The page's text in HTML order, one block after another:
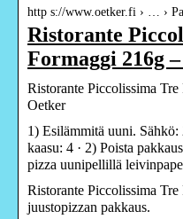
http s://www.oetker.fi › … ›
Ristorante
Formaggi 216g
Ristorante Piccolissima
Oetker
1) Esilämmitä uuni.
kaasu: 4 · 2) Poista
pizza uunipellillä
Ristorante Piccolissima
juustopizzan pakkaus.